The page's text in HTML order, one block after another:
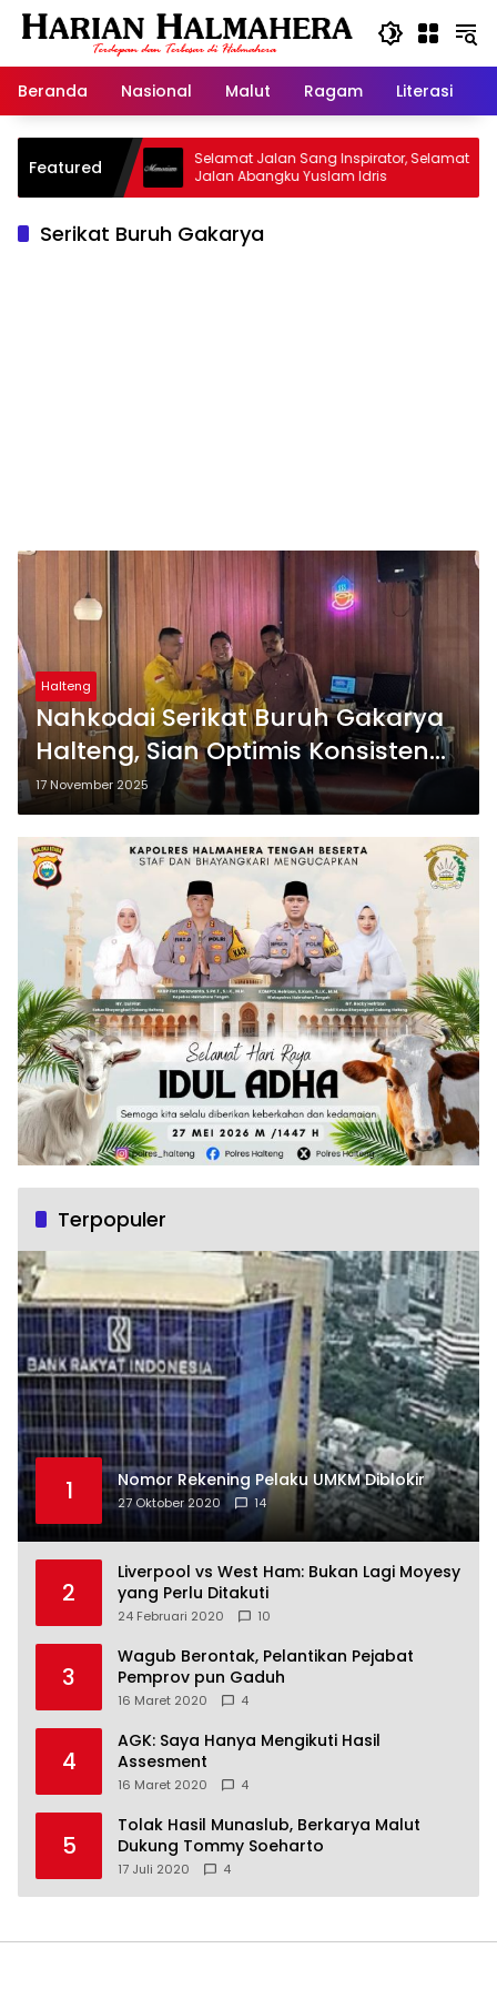
Langsung
Beranda
Nasional Malut Ragam Literasi
Featured
Warisan
Selamat Jalan Sang Inspirator, Selamat
Jalan Abangku Yuslam Idris
Serikat Buruh Gakarya
Halteng
Nahkodai Serikat Buruh Gakarya
Halteng, Sian Optimis Konsisten
Kawal Hak Buruh
17 November 2025
Terpopuler
1 Nomor Rekening Pelaku UMKM Diblokir
27 Oktober 2020 14
2
Liverpool vs West Ham: Bukan Lagi Moyesy
yang Perlu Ditakuti
24 Februari 2020 10
3
Wagub Berontak, Pelantikan Pejabat
Pemprov pun Gaduh
16 Maret 2020 4
4
AGK: Saya Hanya Mengikuti Hasil
Assesment
16 Maret 2020 4
5
Tolak Hasil Munaslub, Berkarya Malut
Dukung Tommy Soeharto
17 Juli 2020 4